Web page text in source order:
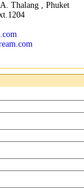
Thalang , Phuket